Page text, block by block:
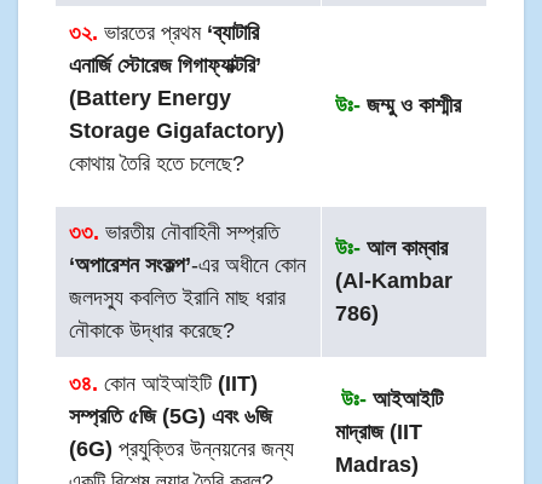
৩২. ভারতের প্রথম ‘ব্যাটারি
এনার্জি স্টোরেজ গিগাফ্যাক্টরি’
(Battery Energy
Storage Gigafactory)
কোথায় তৈরি হতে চলেছে?
উঃ- জম্মু ও কাশ্মীর
৩৩. ভারতীয় নৌবাহিনী সম্প্রতি
‘অপারেশন সংকল্প’-এর অধীনে কোন
জলদস্যু কবলিত ইরানি মাছ ধরার
নৌকাকে উদ্ধার করেছে?
উঃ- আল কাম্বার
(Al-Kambar
786)
৩৪. কোন আইআইটি (IIT)
সম্প্রতি ৫জি (5G) এবং ৬জি
(6G) প্রযুক্তির উন্নয়নের জন্য
উঃ- আইআইটি
মাদ্রাজ (IIT
Madras)